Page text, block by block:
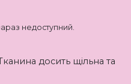
недоступний.
досить щільна та